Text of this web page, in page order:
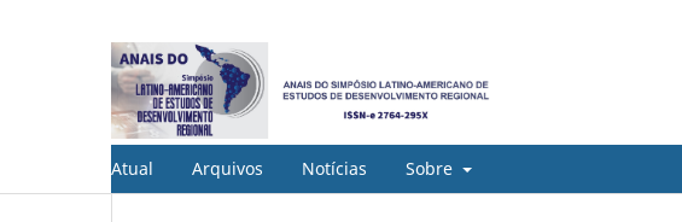
Atual Arquivos Notícias Sobre